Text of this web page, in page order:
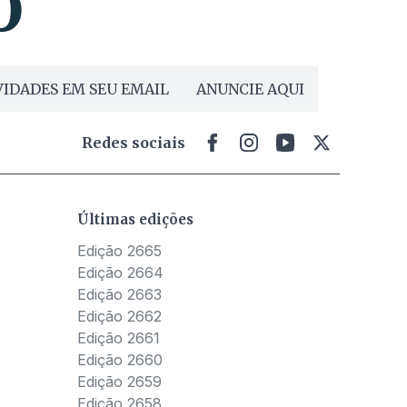
EM SEU EMAIL ANUNCIE AQUI
Redes sociais
Últimas edições
Edição 2665
Edição 2664
Edição 2663
Edição 2662
Edição 2661
Edição 2660
Edição 2659